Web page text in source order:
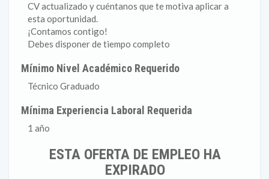
CV actualizado y cuéntanos que te motiva aplicar a
esta oportunidad.
¡Contamos contigo!
Debes disponer de tiempo completo
Mínimo Nivel Académico Requerido
Técnico Graduado
Mínima Experiencia Laboral Requerida
1 año
ESTA OFERTA DE EMPLEO HA
EXPIRADO